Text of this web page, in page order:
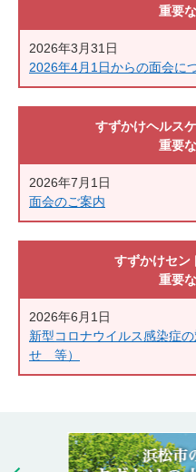
重要
2026年3月31日
2026年4月1日からの面会に
すずかけヘルス
重要
2026年7月1日
面会のご案内
すずかけセン
重要
2026年6月1日
新型コロナウイルス感染症
せ 等）